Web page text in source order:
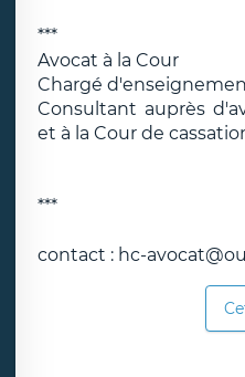
***
Avocat à la Cour
Chargé
Consultant auprès
et à la Cour de
***
contact : hc-